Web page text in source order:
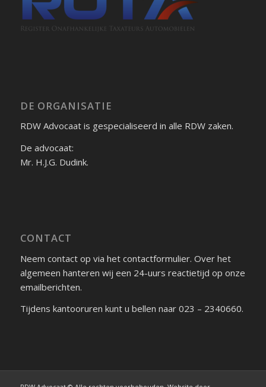
DE ORGANISATIE
RDW Advocaat is gespecialiseerd in alle RDW zaken.
De advocaat:
Mr. H.J.G. Dudink.
CONTACT
Neem contact op via het contactformulier. Over het
algemeen hanteren wij een 24-uurs reactietijd op onze
emailberichten.
Tijdens kantooruren kunt u bellen naar 023 – 2340660.